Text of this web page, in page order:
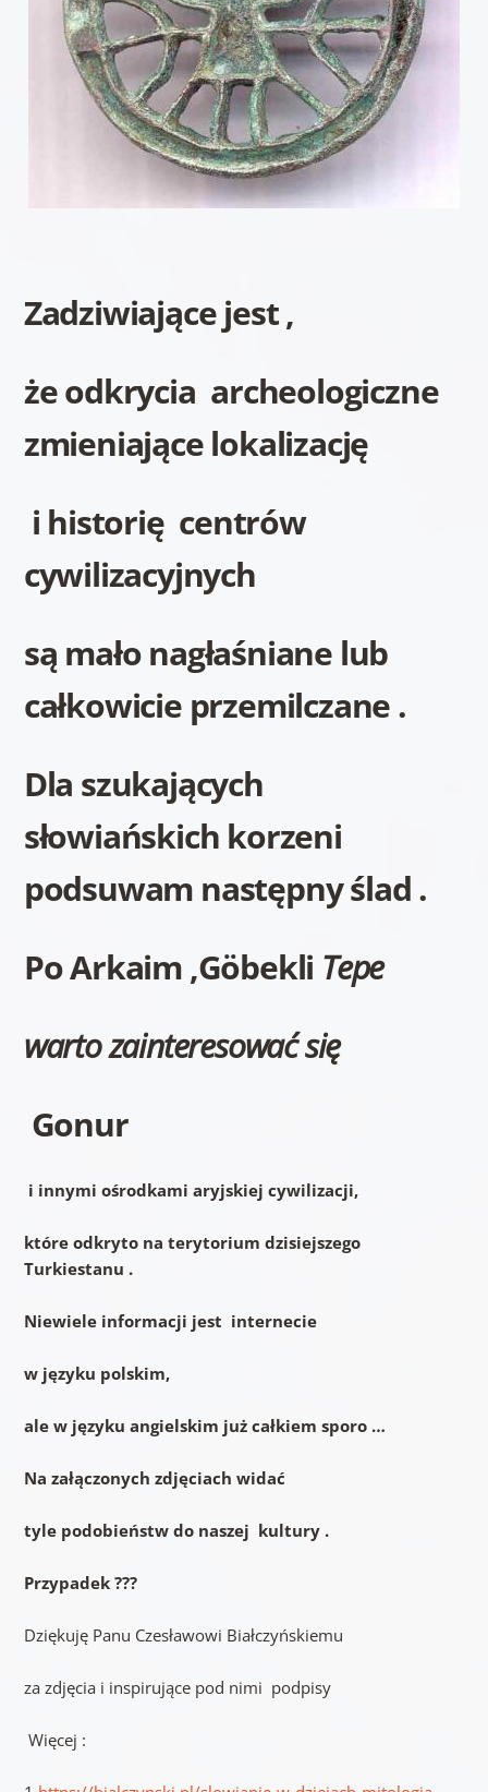
Zadziwiające jest ,
że odkrycia archeologiczne
zmieniające lokalizację
i historię centrów
cywilizacyjnych
są mało nagłaśniane lub
całkowicie przemilczane .
Dla szukających
słowiańskich korzeni
podsuwam następny ślad .
Po Arkaim ,Göbekli Tepe
wartozainteresować się
Gonur
i innymi ośrodkami aryjskiej cywilizacji,
które odkryto na terytorium dzisiejszego
Turkiestanu .
Niewiele informacji jest internecie
w języku polskim,
ale w języku angielskim już całkiem sporo …
Na załączonych zdjęciach widać
tyle podobieństw do naszej kultury .
Przypadek ???
Dziękuję Panu Czesławowi Białczyńskiemu
za zdjęcia i inspirujące pod nimi podpisy
Więcej :